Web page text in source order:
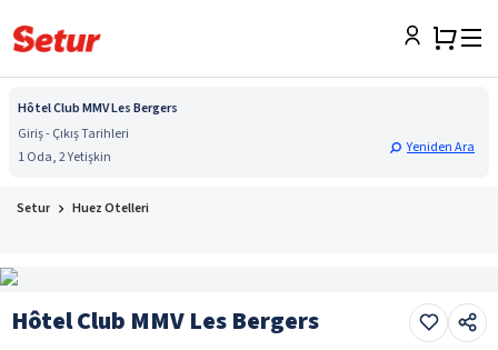
Hôtel Club MMV Les Bergers
Giriş - Çıkış Tarihleri
1 Oda, 2 Yetişkin
Yeniden Ara
Setur Huez Otelleri
Hôtel Club MMV Les Bergers